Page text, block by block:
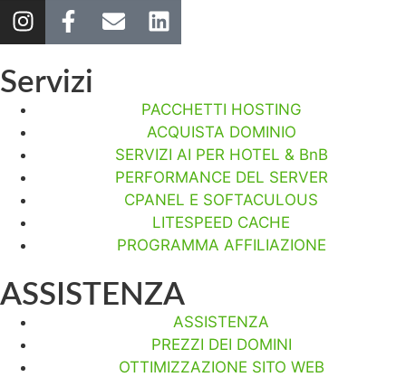
Servizi
PACCHETTI HOSTING
ACQUISTA DOMINIO
SERVIZI AI PER HOTEL & BnB
PERFORMANCE DEL SERVER
CPANEL E SOFTACULOUS
LITESPEED CACHE
PROGRAMMA AFFILIAZIONE
ASSISTENZA
ASSISTENZA
PREZZI DEI DOMINI
OTTIMIZZAZIONE SITO WEB